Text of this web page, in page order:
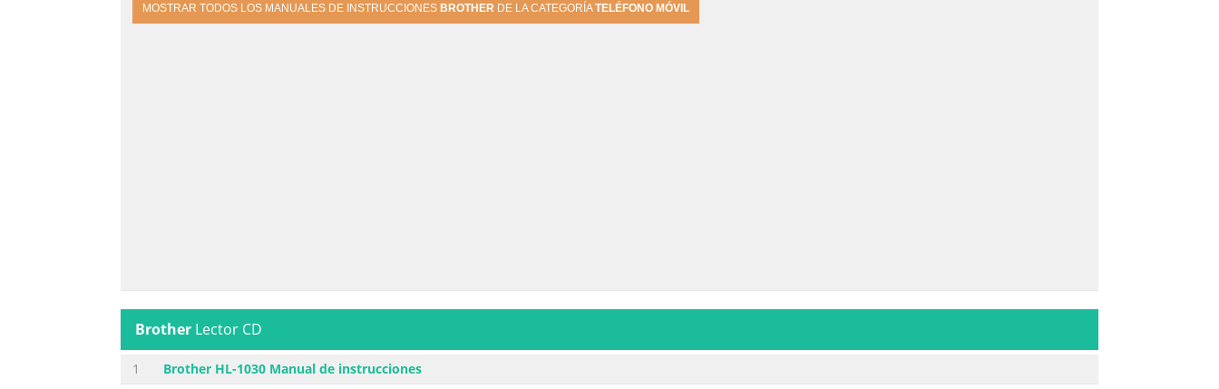
MOSTRAR TODOS LOS MANUALES DE INSTRUCCIONES BROTHER DE LA CATEGORÍATELÉFONO MÓVIL
Brother Lector CD
1
Brother HL-1030 Manual de instrucciones